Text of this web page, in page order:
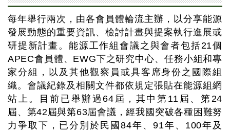
每年舉行兩次，由各會員體輪流主辦，以分享能源
發展動態的重要資訊、檢討計畫與提案執行進展或
研提新計畫。能源工作組會議之與會者包括21個
APEC會員體、EWG下之研究中心、任務小組和專
家分組，以及其他觀察員或具客席身份之國際組
織。會議紀錄及相關文件都依規定張貼在能源組網
站上。目前已舉辦過64屆，其中第11屆、第24
屆、第42屆與第63屆會議，經我國突破各種困難努
力爭取下，已分別於民國84年、91年、100年及